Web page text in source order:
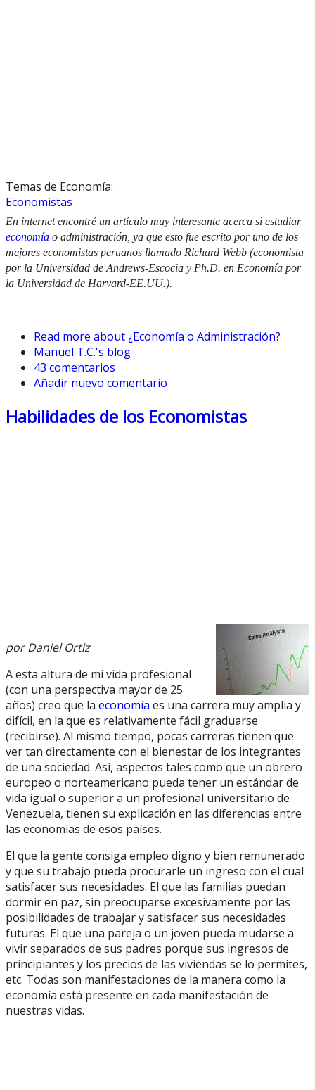
Temas de Economía:
Economistas
En internet encontré un artículo muy interesante acerca si estudiar
economía o administración, ya que esto fue escrito por uno de los
mejores economistas peruanos llamado Richard Webb (economista
por la Universidad de Andrews-Escocia y Ph.D. en Economía por
la Universidad de Harvard-EE.UU.).
Read more about ¿Economía o Administración?
Manuel T.C.'s blog
43 comentarios
Añadir nuevo comentario
Habilidades de los Economistas
por Daniel Ortiz
A esta altura de mi vida profesional
(con una perspectiva mayor de 25
años) creo que la economía es una carrera muy amplia y
difícil, en la que es relativamente fácil graduarse
(recibirse). Al mismo tiempo, pocas carreras tienen que
ver tan directamente con el bienestar de los integrantes
de una sociedad. Así, aspectos tales como que un obrero
europeo o norteamericano pueda tener un estándar de
vida igual o superior a un profesional universitario de
Venezuela, tienen su explicación en las diferencias entre
las economías de esos países.
El que la gente consiga empleo digno y bien remunerado
y que su trabajo pueda procurarle un ingreso con el cual
satisfacer sus necesidades. El que las familias puedan
dormir en paz, sin preocuparse excesivamente por las
posibilidades de trabajar y satisfacer sus necesidades
futuras. El que una pareja o un joven pueda mudarse a
vivir separados de sus padres porque sus ingresos de
principiantes y los precios de las viviendas se lo permites,
etc. Todas son manifestaciones de la manera como la
economía está presente en cada manifestación de
nuestras vidas.